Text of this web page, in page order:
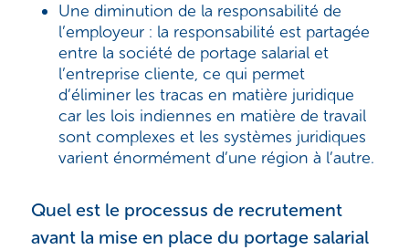
Une diminution de la responsabilité de
l’employeur : la responsabilité est partagée
entre la société de portage salarial et
l’entreprise cliente, ce qui permet
d’éliminer les tracas en matière juridique
car les lois indiennes en matière de travail
sont complexes et les systèmes juridiques
varient énormément d’une région à l’autre.
Quel est le processus de recrutement
avant la mise en place du portage salarial